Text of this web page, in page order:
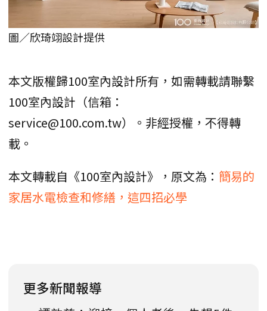
圖／欣琦翊設計提供
本文版權歸100室內設計所有，如需轉載請聯繫
100室內設計（信箱：
service@100.com.tw）。非經授權，不得轉
載。
本文轉載自《100室內設計》，原文為： 簡易的
家居水電檢查和修繕，這四招必學
更多新聞報導